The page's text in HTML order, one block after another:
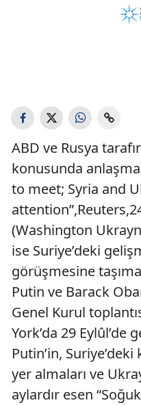
ABD ve Rusya
konusunda
to meet; Syria and
(Washington
ise Suriye’deki
görüşmesine
Putin ve Barack
Genel Kurul
York’da 29
Putin’in,
yer almaları ve
aylardır esen